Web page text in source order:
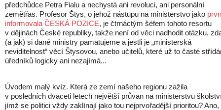
předchůdce Petra Fialu a nechystá ani revoluci, ani personální
zemětřas. Profesor Štys, o jehož nástupu na ministerstvo jako
informovala ČESKÁ POZICE, je čtrnáctým šéfem tohoto resortu
v dějinách České republiky, takže není od věci nadhodit otázku,
(a jak) si dané ministry pamatujeme a jestli je „ministerská
neviditelnost“ věcí Štysovou, anebo učitelů, které už to časté
úředníků logicky ani nezajímá...
Úvodem malý kvíz. Která ze zemí našeho regionu zažila
v posledních dvaceti letech největší průvan na ministerstvu
jímž se politici vždy zaklínají jako tou nejprvořadější prioritou? Ano,